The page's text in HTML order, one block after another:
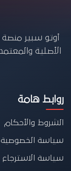
أوتو سبير
الأصلية
روابط هامة
الشروط والأحكام
سياسة الخصوصية
سياسة الاسترجاع